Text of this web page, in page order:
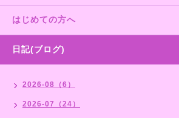
はじめての方へ
日記(ブログ)
2026-08（6）
2026-07（24）